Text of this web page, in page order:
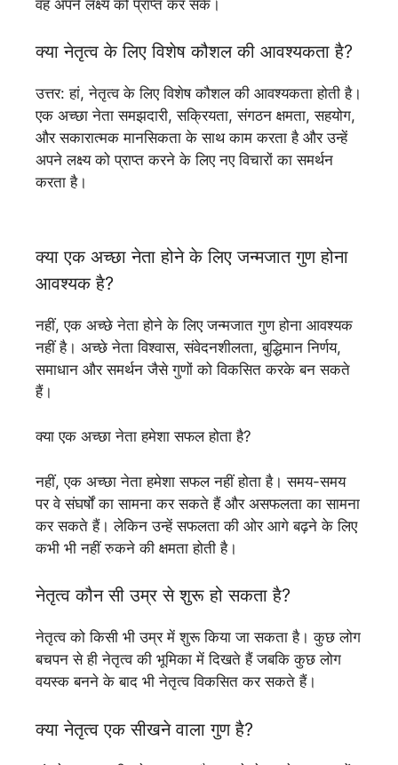
वह अपने लक्ष्य को प्राप्त कर सके।
क्या नेतृत्व के लिए विशेष कौशल की आवश्यकता है?
उत्तर: हां, नेतृत्व के लिए विशेष कौशल की आवश्यकता होती है।
एक अच्छा नेता समझदारी, सक्रियता, संगठन क्षमता, सहयोग,
और सकारात्मक मानसिकता के साथ काम करता है और उन्हें
अपने लक्ष्य को प्राप्त करने के लिए नए विचारों का समर्थन
करता है।
क्या एक अच्छा नेता होने के लिए जन्मजात गुण होना
आवश्यक है?
नहीं, एक अच्छे नेता होने के लिए जन्मजात गुण होना आवश्यक
नहीं है। अच्छे नेता विश्वास, संवेदनशीलता, बुद्धिमान निर्णय,
समाधान और समर्थन जैसे गुणों को विकसित करके बन सकते
हैं।
क्या एक अच्छा नेता हमेशा सफल होता है?
नहीं, एक अच्छा नेता हमेशा सफल नहीं होता है। समय-समय
पर वे संघर्षों का सामना कर सकते हैं और असफलता का सामना
कर सकते हैं। लेकिन उन्हें सफलता की ओर आगे बढ़ने के लिए
कभी भी नहीं रुकने की क्षमता होती है।
नेतृत्व कौन सी उम्र से शुरू हो सकता है?
नेतृत्व को किसी भी उम्र में शुरू किया जा सकता है। कुछ लोग
बचपन से ही नेतृत्व की भूमिका में दिखते हैं जबकि कुछ लोग
वयस्क बनने के बाद भी नेतृत्व विकसित कर सकते हैं।
क्या नेतृत्व एक सीखने वाला गुण है?